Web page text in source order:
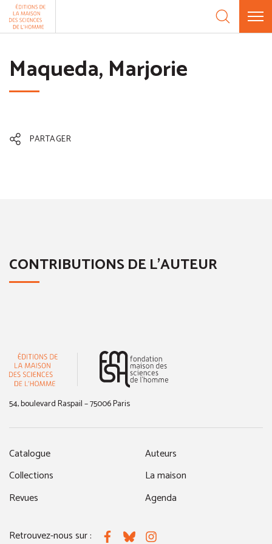
Aller au contenu
Maqueda, Marjorie
PARTAGER
CONTRIBUTIONS DE L'AUTEUR
54, boulevard Raspail – 75006 Paris
Catalogue
Collections
Revues
Auteurs
La maison
Agenda
Retrouvez-nous sur : FacebookBlueskyInstagram
Panneau de gestion des cookies